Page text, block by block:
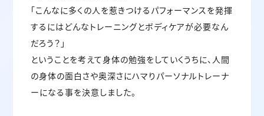
「こんなに多くの人を惹きつけるパフォーマンスを発揮
するにはどんなトレーニングとボディケアが必要なん
だろう？」
ということを考えて身体の勉強をしていくうちに、人間
の身体の面白さや奥深さにハマりパーソナルトレーナ
ーになる事を決意しました。